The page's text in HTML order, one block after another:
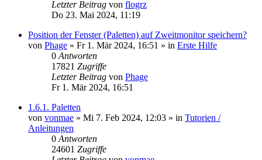
Letzter Beitrag von flogrz
Do 23. Mai 2024, 11:19
Position der Fenster (Paletten) auf Zweitmonitor speichern?
von Phage » Fr 1. Mär 2024, 16:51 » in Erste Hilfe
0 Antworten
17821 Zugriffe
Letzter Beitrag von Phage
Fr 1. Mär 2024, 16:51
1.6.1. Paletten
von vonmae » Mi 7. Feb 2024, 12:03 » in Tutorien /
Anleitungen
0 Antworten
24601 Zugriffe